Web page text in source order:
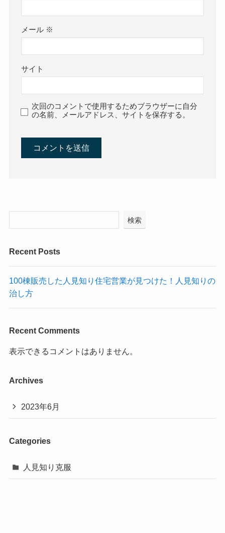
メール ※
サイト
次回のコメントで使用するためブラウザーに自分
の名前、メールアドレス、サイトを保存する。
検索
Recent Posts
100棟販売した人見知り住宅営業が見つけた！人見知りの
治し方
Recent Comments
表示できるコメントはありません。
Archives
2023年6月
Categories
人見知り克服